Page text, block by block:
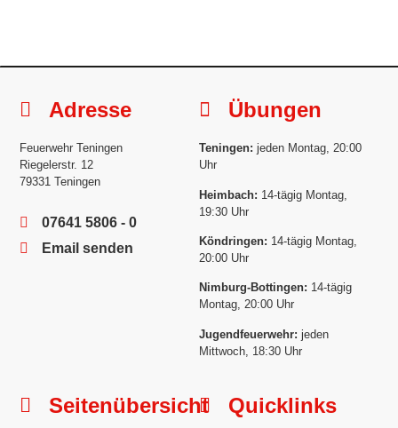
Adresse
Feuerwehr Teningen
Riegelerstr. 12
79331 Teningen
07641 5806 - 0
Email senden
Übungen
Teningen: jeden Montag, 20:00
Uhr
Heimbach: 14-tägig Montag,
19:30 Uhr
Köndringen: 14-tägig Montag,
20:00 Uhr
Nimburg-Bottingen: 14-tägig
Montag, 20:00 Uhr
Jugendfeuerwehr: jeden
Mittwoch, 18:30 Uhr
Seitenübersicht Quicklinks